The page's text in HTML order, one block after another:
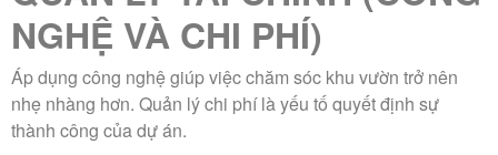
NGHỆ VÀ CHI PHÍ)
Áp dụng công nghệ giúp việc chăm sóc khu vườn trở nên
nhẹ nhàng hơn. Quản lý chi phí là yếu tố quyết định sự
thành công của dự án.